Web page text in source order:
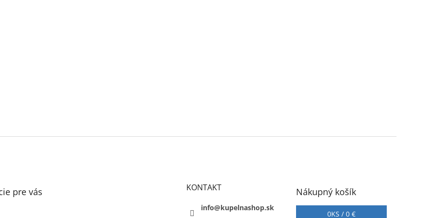
pre vás KONTAKT
info@kupelnashop.sk
Nákupný košík
0KS /0 €